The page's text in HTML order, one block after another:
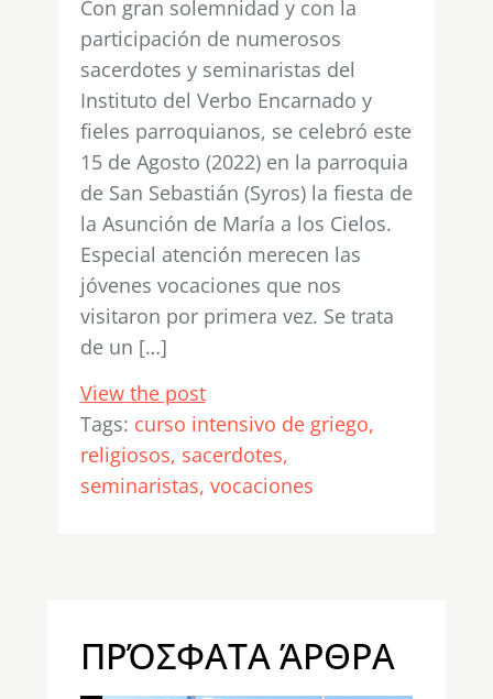
Con gran solemnidad y con la
participación de numerosos
sacerdotes y seminaristas del
Instituto del Verbo Encarnado y
fieles parroquianos, se celebró este
15 de Agosto (2022) en la parroquia
de San Sebastián (Syros) la fiesta de
la Asunción de María a los Cielos.
Especial atención merecen las
jóvenes vocaciones que nos
visitaron por primera vez. Se trata
de un […]
View the post
Tags: curso intensivo de griego
religiosos sacerdotes
seminaristas vocaciones
ΠΡΌΣΦΑΤΑ ΆΡΘΡΑ